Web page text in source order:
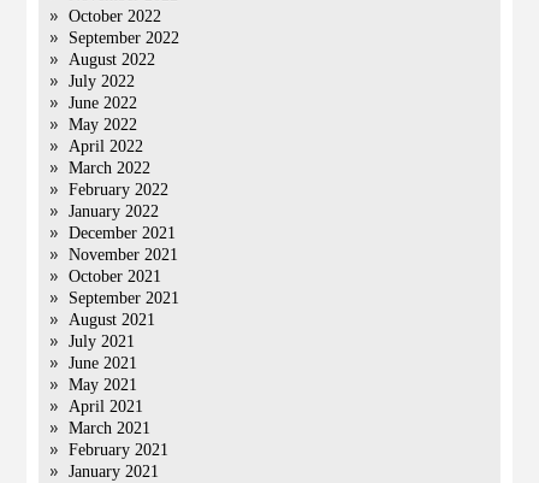
October 2022
September 2022
August 2022
July 2022
June 2022
May 2022
April 2022
March 2022
February 2022
January 2022
December 2021
November 2021
October 2021
September 2021
August 2021
July 2021
June 2021
May 2021
April 2021
March 2021
February 2021
January 2021